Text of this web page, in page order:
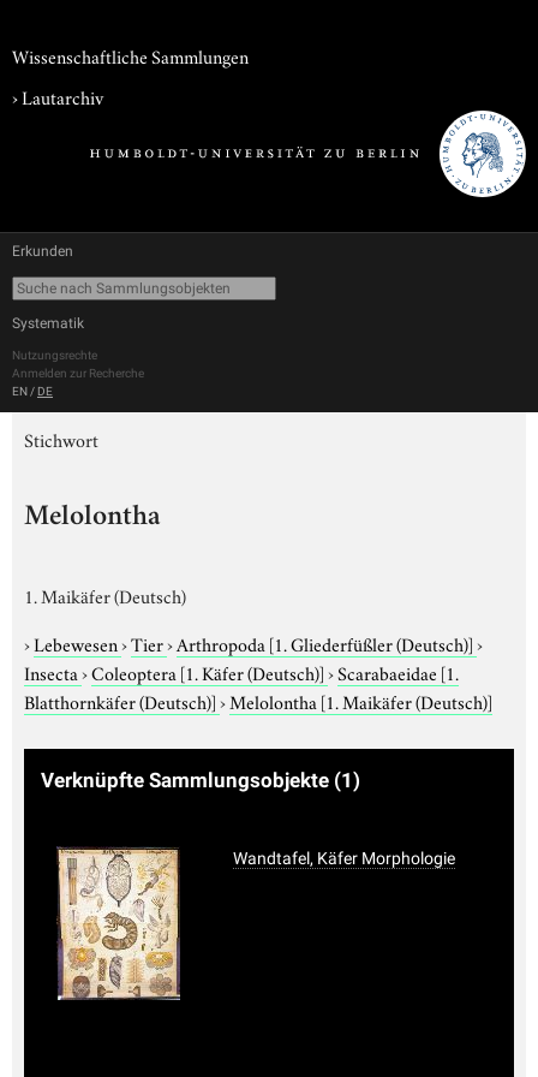
Wissenschaftliche Sammlungen
›Lautarchiv
Erkunden
Systematik
Nutzungsrechte
Anmelden zur Recherche
EN / DE
Stichwort
Melolontha
1. Maikäfer (Deutsch)
›Lebewesen›Tier›Arthropoda [1. Gliederfüßler (Deutsch)]›
Insecta›Coleoptera [1. Käfer (Deutsch)]›Scarabaeidae [1.
Blatthornkäfer (Deutsch)]›Melolontha [1. Maikäfer (Deutsch)]
Verknüpfte Sammlungsobjekte (1)
Wandtafel, Käfer Morphologie